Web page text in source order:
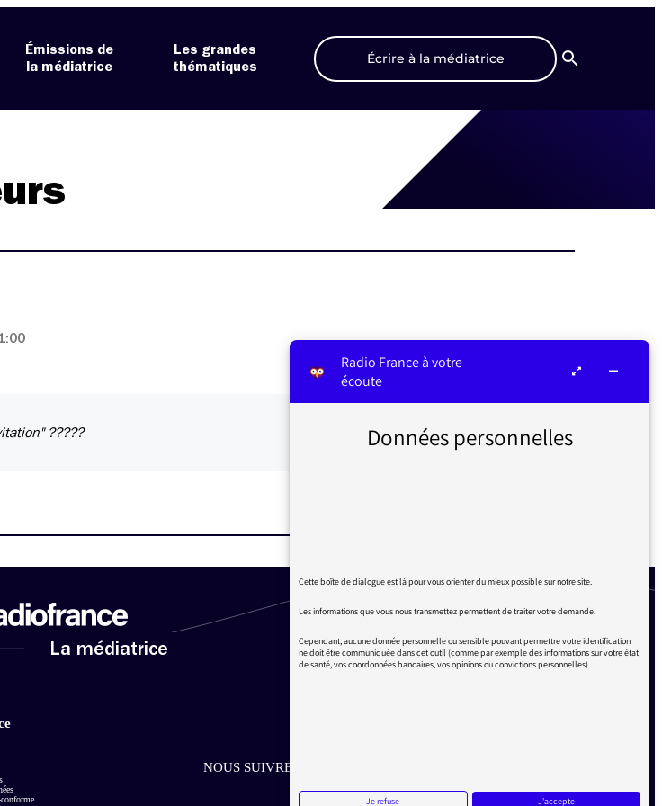
Émissions de
la médiatrice
Les grandes
thématiques
Écrire à la médiatrice
Recherche
?????
La médiatrice
NOUS SUIVRE SUR LES RÉSEAUX
Radio France à votre
écoute
Données personnelles
Cette boîte de dialogue est là pour vous orienter du mieux possible sur notre site.
Les informations que vous nous transmettez permettent de traiter votre demande.
Cependant, aucune donnée personnelle ou sensible pouvant permettre votre identification
ne doit être communiquée dans cet outil (comme par exemple des informations sur votre état
de santé, vos coordonnées bancaires, vos opinions ou convictions personnelles).
Je refuse J'accepte